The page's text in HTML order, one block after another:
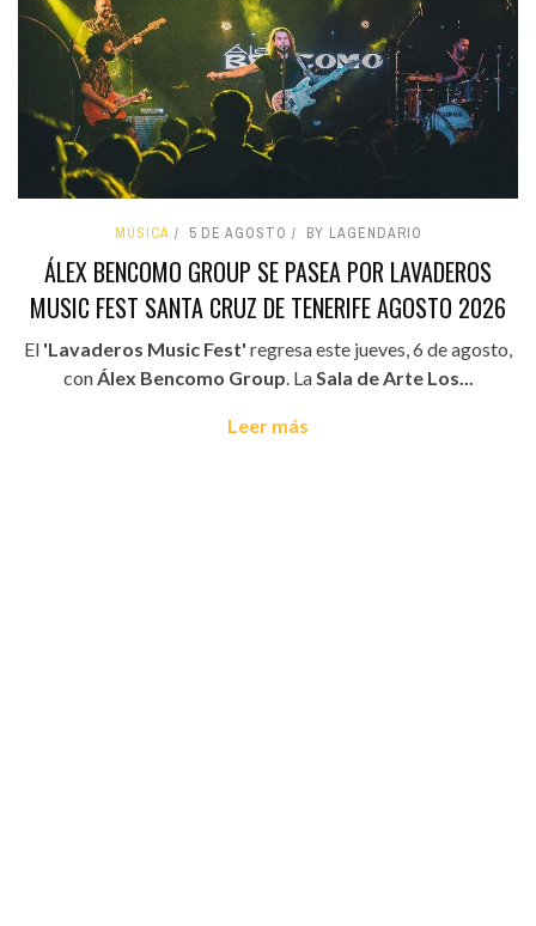
MÚSICA 5 DE AGOSTO BY LAGENDARIO
ÁLEX BENCOMO GROUP SE PASEA POR LAVADEROS
MUSIC FEST SANTA CRUZ DE TENERIFE AGOSTO 2026
El 'Lavaderos Music Fest' regresa este jueves, 6 de agosto,
conÁlex Bencomo Group. LaSala de Arte Los...
Leer más